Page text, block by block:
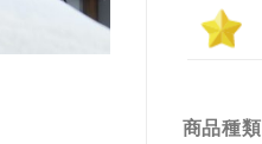
商品種類